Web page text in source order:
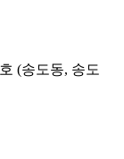
(송도동, 송도